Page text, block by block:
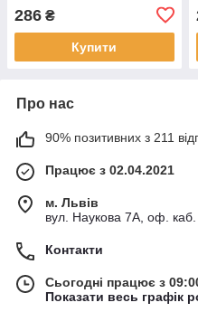
286 ₴
Купити
Про нас
90% позитивних з 211
Працює з 02.04.2021
м. Львів
вул. Наукова 7А, оф. каб.
Контакти
Сьогодні працює з
Показати весь графік